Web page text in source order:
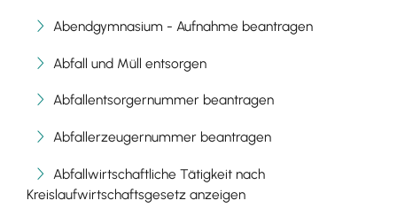
Abendgymnasium - Aufnahme beantragen
Abfall und Müll entsorgen
Abfallentsorgernummer beantragen
Abfallerzeugernummer beantragen
Abfallwirtschaftliche Tätigkeit nach
Kreislaufwirtschaftsgesetz anzeigen